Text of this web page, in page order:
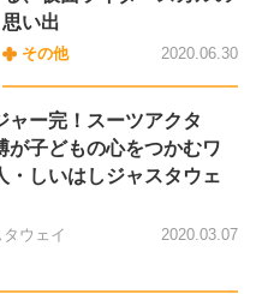
思い出
その他 2020.06.30
ャー完！スーツアクタ
が子どもの心をつかむワ
・しいはしジャスタウェ
ウェイ
2020.03.07